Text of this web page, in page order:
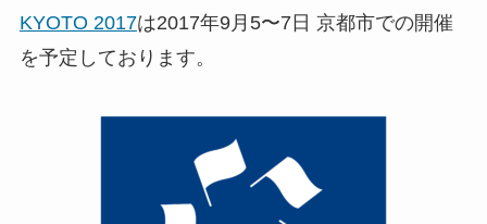
KYOTO 2017は2017年9月5〜7日 京都市での開催
を予定しております。